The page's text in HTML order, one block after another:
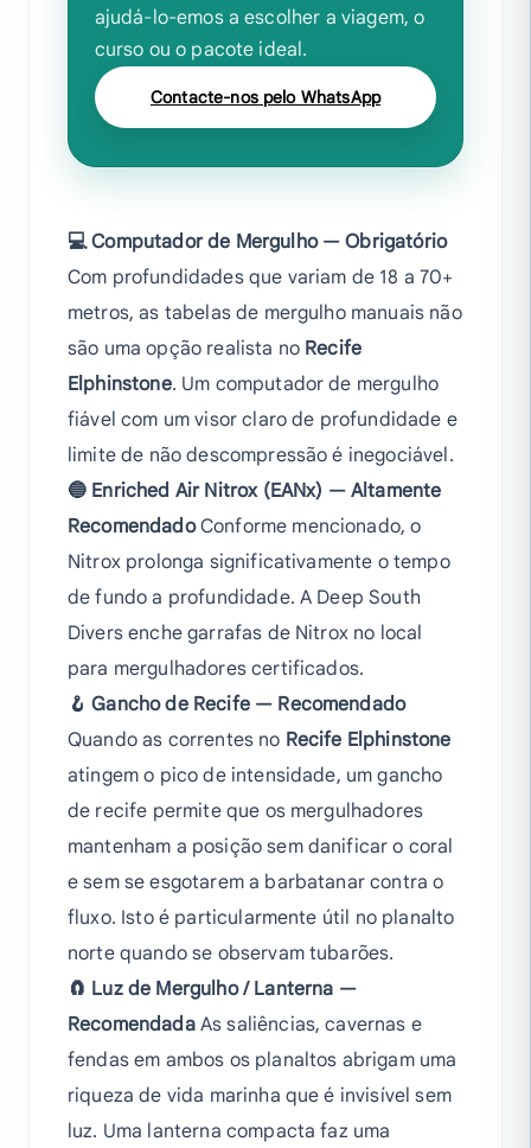
ajudá-lo-emos a escolher a viagem, o
curso ou o pacote ideal.
Contacte-nos pelo WhatsApp
💻 Computador de Mergulho — Obrigatório
Com profundidades que variam de 18 a 70+
metros, as tabelas de mergulho manuais não
são uma opção realista no Recife
Elphinstone. Um computador de mergulho
fiável com um visor claro de profundidade e
limite de não descompressão é inegociável.
🔵 Enriched Air Nitrox (EANx) — Altamente
RecomendadoConforme mencionado, o
Nitrox prolonga significativamente o tempo
de fundo a profundidade. A Deep South
Divers enche garrafas de Nitrox no local
para mergulhadores certificados.
🪝 Gancho de Recife — Recomendado
Quando as correntes no Recife Elphinstone
atingem o pico de intensidade, um gancho
de recife permite que os mergulhadores
mantenham a posição sem danificar o coral
e sem se esgotarem a barbatanar contra o
fluxo. Isto é particularmente útil no planalto
norte quando se observam tubarões.
🧲 Luz de Mergulho / Lanterna —
RecomendadaAs saliências, cavernas e
fendas em ambos os planaltos abrigam uma
riqueza de vida marinha que é invisível sem
luz. Uma lanterna compacta faz uma